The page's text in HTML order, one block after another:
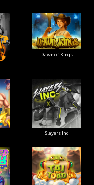
Dawn of Kings
Slayers Inc